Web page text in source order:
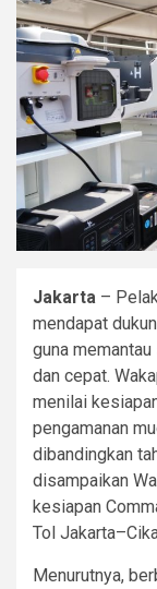
Jakarta –
mendapat
guna
dan cepat.
menilai
pengamanan
dibandingkan
disampaikan
kesiapan
Tol
Menurutnya,